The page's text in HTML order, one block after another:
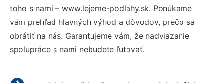
toho s nami – www.lejeme-podlahy.sk. Ponúkame
vám prehľad hlavných výhod a dôvodov, prečo sa
obrátiť na nás. Garantujeme vám, že nadviazanie
spolupráce s nami nebudete ľutovať.